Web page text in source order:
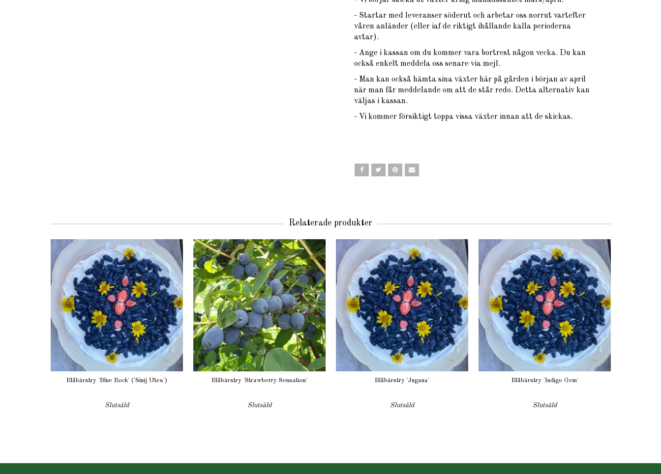
- Startar med leveranser söderut och arbetar oss norrut vartefter
våren anländer (eller iaf de riktigt ihållande kalla perioderna
avtar).
- Ange i kassan om du kommer vara bortrest någon vecka. Du kan
också enkelt meddela oss senare via mejl.
- Man kan också hämta sina växter här på gården i början av april
när man får meddelande om att de står redo. Detta alternativ kan
väljas i kassan.
- Vi kommer försiktigt toppa vissa växter innan att de skickas.
Relaterade produkter
Blåbärstry 'Blue Rock' ('Sinij Utes')
Slutsåld
Blåbärstry 'Strawberry Sensation'
Slutsåld
Blåbärstry 'Jugana'
Slutsåld
Blåbärstry 'Indigo Gem'
Slutsåld